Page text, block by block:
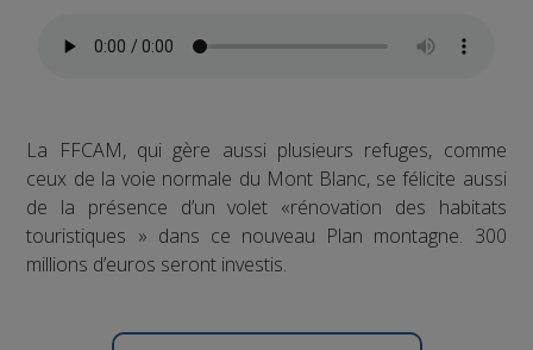
La FFCAM, qui gère aussi plusieurs refuges, comme
ceux de la voie normale du Mont Blanc, se félicite aussi
de la présence d’un volet «rénovation des habitats
touristiques » dans ce nouveau Plan montagne. 300
millions d’euros seront investis.